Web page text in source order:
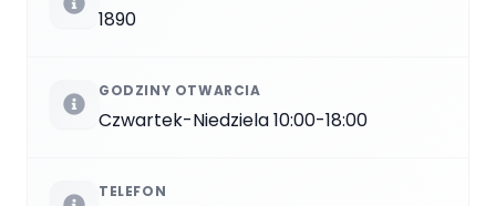
1890
GODZINY OTWARCIA
Czwartek-Niedziela 10:00-18:00
TELEFON